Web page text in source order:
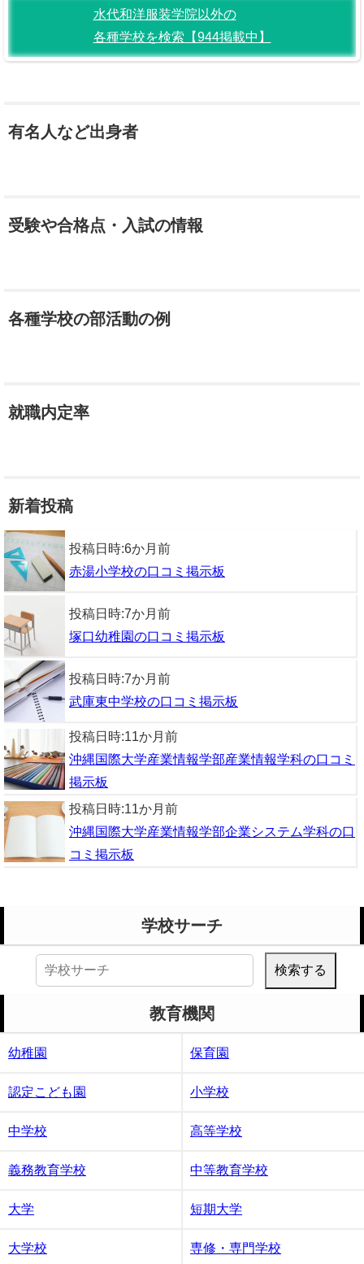
水代和洋服装学院以外の
各種学校を検索【944掲載中】
有名人など出身者
受験や合格点・入試の情報
各種学校の部活動の例
就職内定率
新着投稿
投稿日時:6か月前
赤湯小学校の口コミ掲示板
投稿日時:7か月前
塚口幼稚園の口コミ掲示板
投稿日時:7か月前
武庫東中学校の口コミ掲示板
投稿日時:11か月前
沖縄国際大学産業情報学部産業情報学科の口コミ
掲示板
投稿日時:11か月前
沖縄国際大学産業情報学部企業システム学科の口
コミ掲示板
学校サーチ
検
教育機関
幼稚園 保育園
認定こども園 小学校
中学校 高等学校
義務教育学校 中等教育学校
大学 短期大学
大学校 専修・専門学校